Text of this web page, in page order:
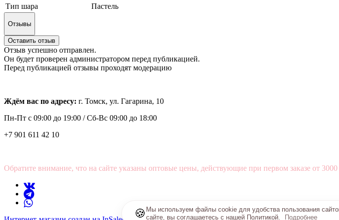
Тип шара
Пастель
Отзывы
Оставить отзыв
Отзыв успешно отправлен.
Он будет проверен администратором перед публикацией.
Перед публикацией отзывы проходят модерацию
Ждём вас по адресу: г. Томск, ул. Гагарина, 10
Пн-Пт с 09:00 до 19:00 /Сб-Вс 09:00 до 18:00
+7 901 611 42 10
Обратите внимание, что на сайте указаны оптовые цены, действующие при первом заказе от 3000
🍪 Мы используем файлы cookie для удобства пользования
сайте, вы соглашаетесь с нашей Политикой.
Подробнее